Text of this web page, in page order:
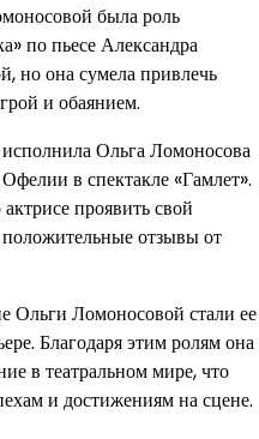
была роль
по пьесе Александра
но она сумела привлечь
и обаянием.
Ольга Ломоносова
в спектакле «Гамлет».
проявить свой
отзывы от
Ольги Ломоносовой стали ее
Благодаря этим ролям она
в театральном мире, что
и достижениям на сцене.